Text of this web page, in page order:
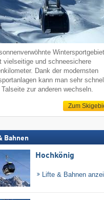
Wintersportgebiet
vielseitige und schneesichere
Dank der modernsten
kann man sehr
Talseite zur anderen wechseln.
Zum
Bahnen
Hochkönig
Lifte & Bahnen